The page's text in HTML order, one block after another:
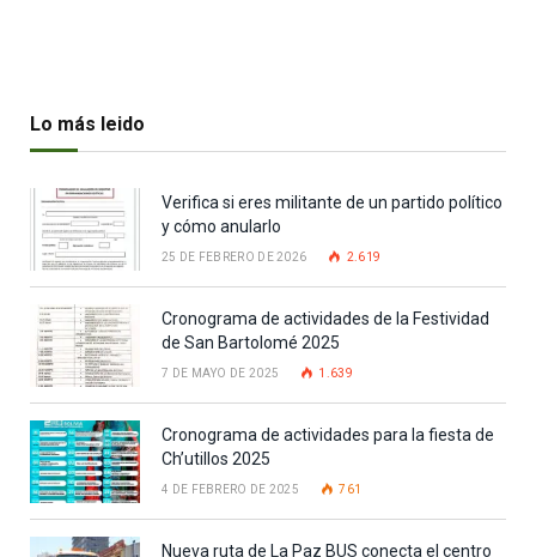
Lo más leido
Verifica si eres militante de un partido político
y cómo anularlo
25 DE FEBRERO DE 2026 2.619
Cronograma de actividades de la Festividad
de San Bartolomé 2025
7 DE MAYO DE 2025 1.639
Cronograma de actividades para la fiesta de
Ch’utillos 2025
4 DE FEBRERO DE 2025 761
Nueva ruta de La Paz BUS conecta el centro